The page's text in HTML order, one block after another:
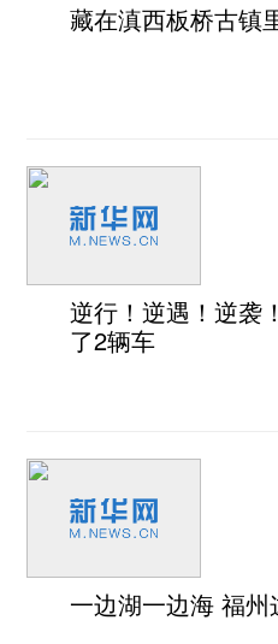
藏在滇西板桥古镇
逆行！逆遇！逆袭
了2辆车
一边湖一边海 福